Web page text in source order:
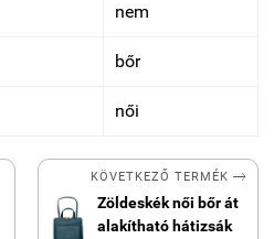
nem
bőr
női
KÖVETKEZŐ TERMÉK 
Zöldeskék női bőr át
alakítható hátizsák